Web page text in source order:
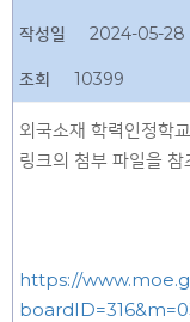
작성일 2024-05-28
조회 10399
외국소재 학력인정학
링크의 첨부 파일을 참
https://